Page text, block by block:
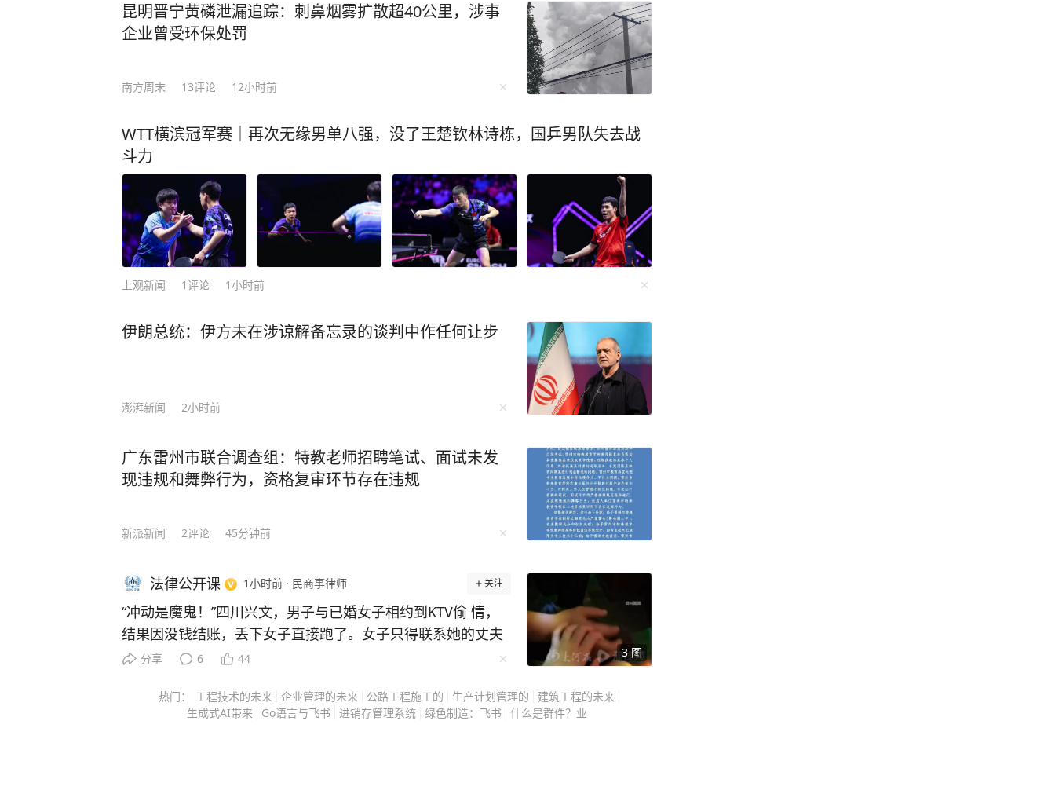
罗振告诉中国城市报记者，一方面万科物业有着较为丰富的物业管理经验；另一方
面，深水咨询作为清新环境子公司，是清新环境水务板块的重要组成部分，多年专注
水环境服务，有专业技术人才及服务。双方成立合资公司，可有效整合资源，避免多
头管理。
在新的物管模式下，河道也由传统管养向生态管养转变。“茅洲河周边的万科小区业主
陆续加入到爱河、护河队伍；万科集团旗下相关公司本身也有丰富河道管养经验；加
上深水咨询长久以来的专业管养服务，服务力、管理力、科创力、生态力等优势凸
显。”罗振说。
延展产业链为治水“保鲜”
乘车沿着茅洲河一路往下游驶去，记者来到深圳松岗水质净化厂（二期）。不同于传
统印象中的污水处理厂，在这里听不到噪声、闻不到臭味、看不到污水，反而处处树
影婆娑、绿草如茵。
深圳松岗水质净化厂（二期）负责人江偲告诉记者：“项目景观设计与周边环境相协
调，绿化率超过50%，构建花园式水质净化厂。同时，景观设计融合海绵城市建设要
求，打造深圳市优秀海绵城市建设项目。”
2016年，深圳启动茅洲河流域水环境综合治理，松岗水质净化厂（二期）作为核心骨
干工程之一，半年主体工程建成通水、一年投入商业运营，成为深圳市水质净化厂建
设史上的经典案例。
作为深圳市首个投入商业运营的出水达到地表水准IV类标准的水质净化厂，松岗水质
于消除茅洲河流域水体黑臭、提升片区水环境质量、助力流域水质考核顺利达标发挥
了重要作用。
江偲介绍，项目采用自主研发的达标地表水准IV类城镇污水处理系统专利技术，该技
术具有占地省、运行费用低、抗冲击负荷能力强、脱氮效果好等优点。
该项目自2018年投产至今，项目出水水质稳定达到地表水IV类标准，每年实现处理水
昆明晋宁黄磷泄漏追踪：刺鼻烟雾扩散超40公里，涉事
企业曾受环保处罚
南方周末 13评论 12小时前
WTT横滨冠军赛｜再次无缘男单八强，没了王楚钦林诗栋，国乒男队失去战
斗力
上观新闻 1评论 1小时前
伊朗总统：伊方未在涉谅解备忘录的谈判中作任何让步
澎湃新闻 2小时前
广东雷州市联合调查组：特教老师招聘笔试、面试未发
现违规和舞弊行为，资格复审环节存在违规
新派新闻 2评论 45分钟前
3 图
法律公开课 1小时前 · 民商事律师 关注
“冲动是魔鬼！”四川兴文，男子与已婚女子相约到KTV偷 情，
结果因没钱结账，丢下女子直接跑了。女子只得联系她的丈夫
前来结账，丈夫这才发现了女子婚内出轨一事。可就在女子想
丈夫给接了，随后二人在电话中爆发争吵，并且约定地点打算
较量一番。谁知男子开车到达指定地点后，一怒之下错把路人
分享 6 44
热门： 工程技术的未来 企业管理的未来 公路工程施工的 生产计划管理的
建筑工程的未来
生成式AI带来
Go语言与飞书 进销存管理系统 绿色制造：飞书 什么是群件？业